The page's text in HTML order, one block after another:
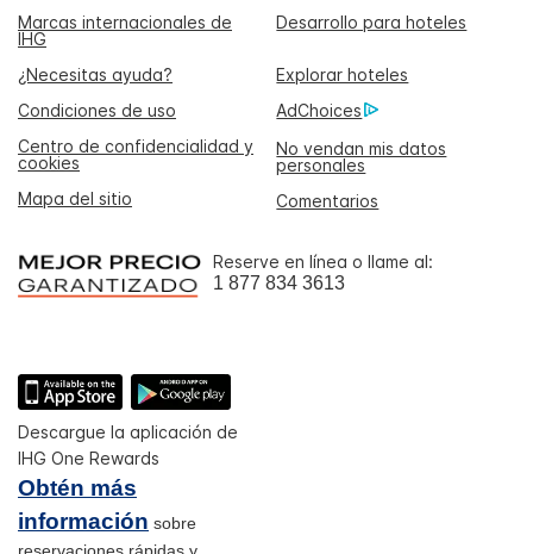
Marcas internacionales de
IHG
Desarrollo para hoteles
¿Necesitas ayuda?
Explorar hoteles
Condiciones de uso
AdChoices
Centro de confidencialidad y
cookies
No vendan mis datos
personales
Mapa del sitio
Comentarios
Reserve en línea o llame al:
1 877 834 3613
Descargue la aplicación de
IHG One Rewards
Obtén más
información sobre
reservaciones rápidas y